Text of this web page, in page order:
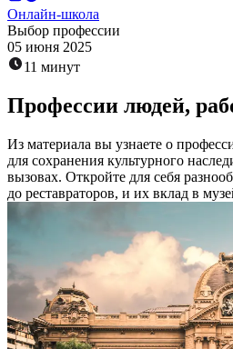
Онлайн-школа
Выбор профессии
05 июня 2025
11 минут
Профессии людей,
Из материала вы узнаете о
для сохранения культурного
вызовах. Откройте для себя
до реставраторов, и их вклад в